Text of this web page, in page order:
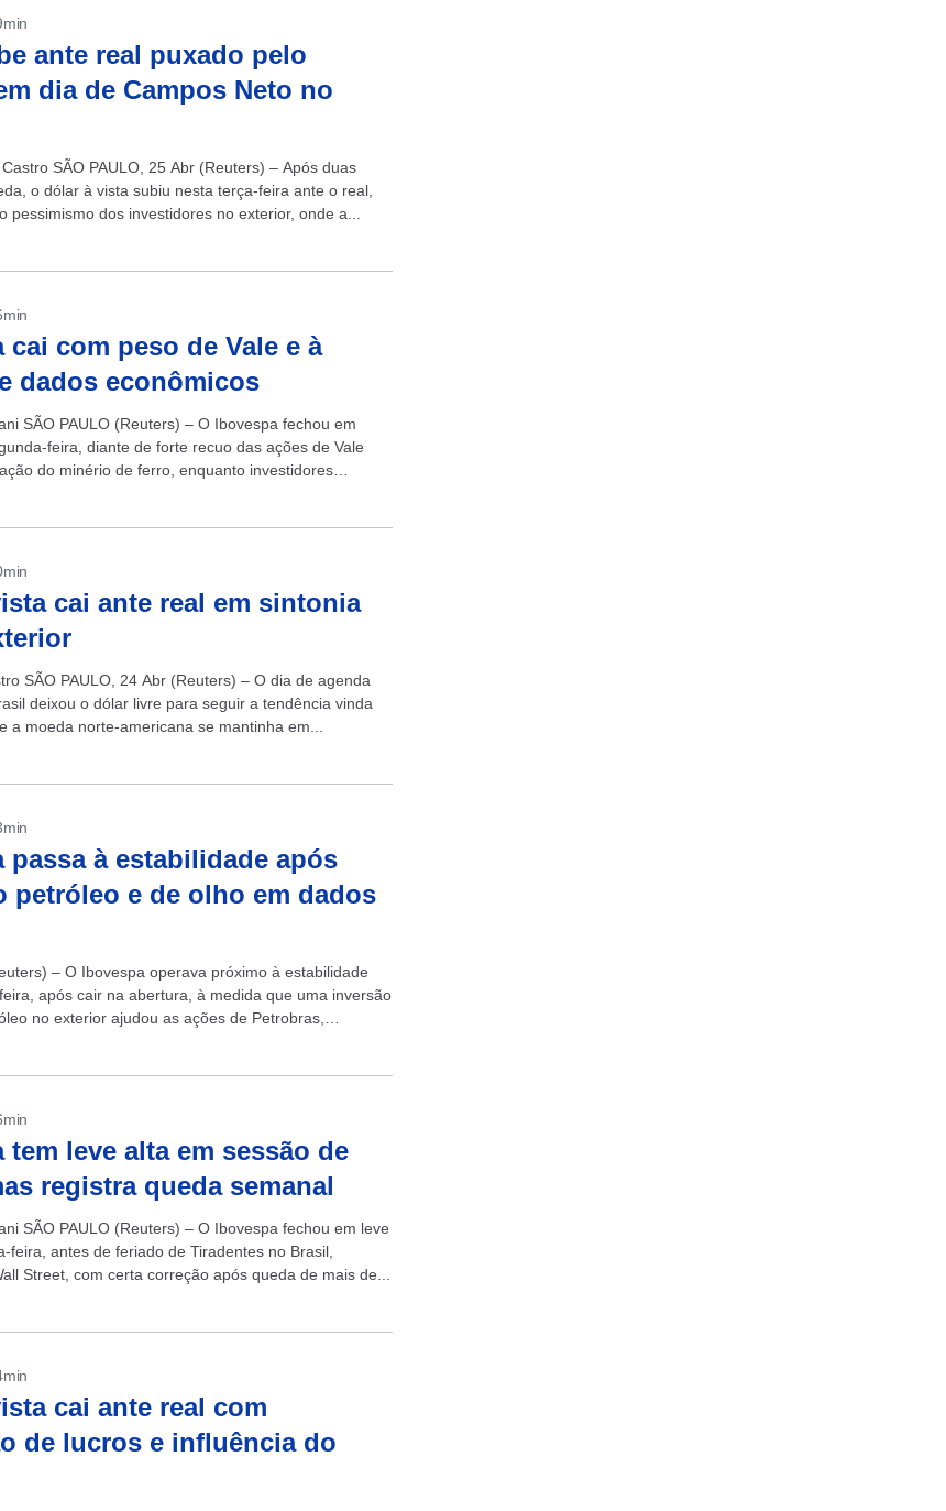
ante real puxado pelo
dia de Campos Neto no
SÃO PAULO, 25 Abr (Reuters) – Após duas
o dólar à vista subiu nesta terça-feira ante o real,
pessimismo dos investidores no exterior, onde a...
cai com peso de Vale e à
dados econômicos
SÃO PAULO (Reuters) – O Ibovespa fechou em
feira, diante de forte recuo das ações de Vale
do minério de ferro, enquanto investidores
cai ante real em sintonia
SÃO PAULO, 24 Abr (Reuters) – O dia de agenda
deixou o dólar livre para seguir a tendência vinda
a moeda norte-americana se mantinha em...
passa à estabilidade após
petróleo e de olho em dados
– O Ibovespa operava próximo à estabilidade
após cair na abertura, à medida que uma inversão
no exterior ajudou as ações de Petrobras,
tem leve alta em sessão de
registra queda semanal
SÃO PAULO (Reuters) – O Ibovespa fechou em leve
feira, antes de feriado de Tiradentes no Brasil,
Street, com certa correção após queda de mais de...
cai ante real com
de lucros e influência do